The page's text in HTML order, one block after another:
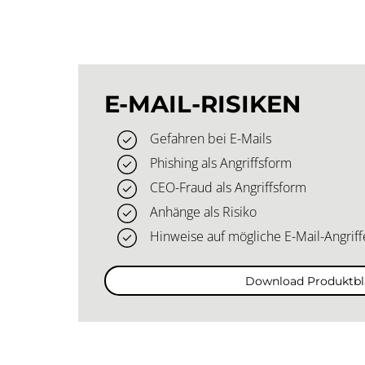
E-MAIL-RISIKEN
Gefahren bei E-Mails
Phishing als Angriffsform
CEO-Fraud als Angriffsform
Anhänge als Risiko
Hinweise auf mögliche E-Mail-
Download